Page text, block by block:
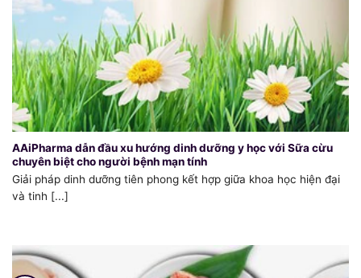
AAiPharma dẫn đầu xu hướng dinh dưỡng y học với Sữa cừu
chuyên biệt cho người bệnh mạn tính
Giải pháp dinh dưỡng tiên phong kết hợp giữa khoa học hiện đại
và tinh [...]